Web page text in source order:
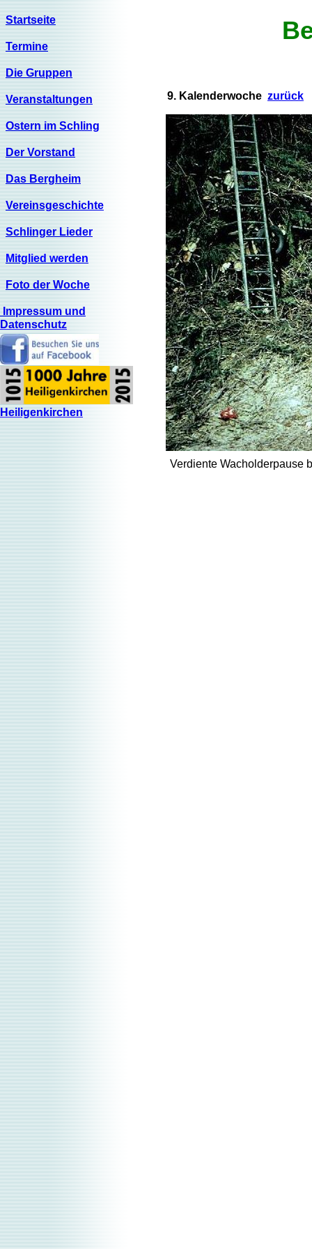
Startseite
Termine
Die Gruppen
Veranstaltungen
Ostern im Schling
Der Vorstand
Das Bergheim
Vereinsgeschichte
Schlinger Lieder
Mitglied werden
Foto der Woche
Impressum und
Datenschutz
Heiligenkirchen
9. Kalenderwoche zurück
Verdiente Wacholderpause